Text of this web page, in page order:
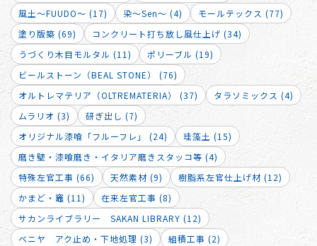
風土～FUUDO～ (17)
染～Sen～ (4)
モールテックス (77)
塗り版築 (69)
コンクリート打ち放し風仕上げ (34)
うづくり木目モルタル (11)
ポリーブル (19)
ビールストーン（BEAL STONE） (76)
オルトレマテリア（OLTREMATERIA） (37)
タラソミックス (4)
ムラリオ (3)
研ぎ出し (7)
オリジナル漆喰「フルーフレ」 (24)
珪藻土 (15)
磨き壁・漆喰磨き・イタリア磨きスタッコ等 (4)
特殊左官工事 (66)
天然素材 (9)
樹脂系左官仕上げ材 (12)
かまど・竈 (11)
在来左官工事 (8)
サカンライブラリー SAKAN LIBRARY (12)
ベニヤ アク止め・下地処理 (3)
組積工事 (2)